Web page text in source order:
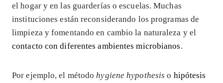
el hogar y en las guarderías o escuelas. Muchas
instituciones están reconsiderando los programas de
limpieza y fomentando en cambio la naturaleza y el
contacto con diferentes ambientes microbianos.
Por ejemplo, el métodohygiene hypothesis o hipótesis